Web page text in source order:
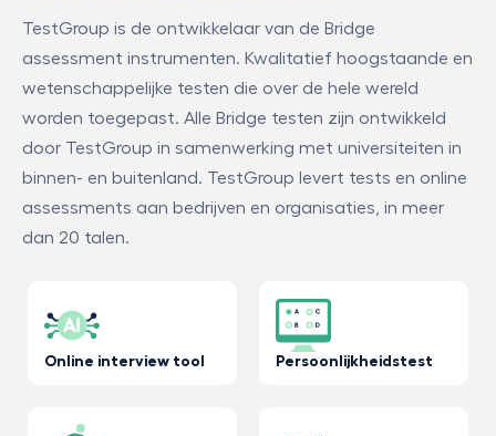
TestGroup is de ontwikkelaar van de Bridge
assessment instrumenten. Kwalitatief hoogstaande en
wetenschappelijke testen die over de hele wereld
worden toegepast. Alle Bridge testen zijn ontwikkeld
door TestGroup in samenwerking met universiteiten in
binnen- en buitenland. TestGroup levert tests en online
assessments aan bedrijven en organisaties, in meer
dan 20 talen.
Online interview tool Persoonlijkheidstest